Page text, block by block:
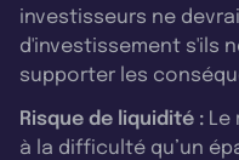
investisseurs ne
d'investissement s'ils
supporter les
Risque de liquidité : Le
à la difficulté qu’un